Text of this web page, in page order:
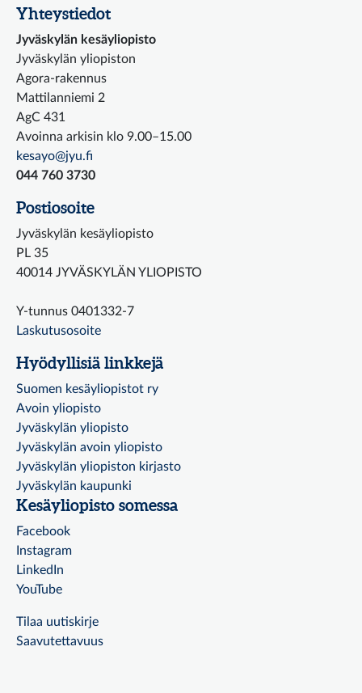
Yhteystiedot
Jyväskylän kesäyliopisto
Jyväskylän yliopiston
Agora-rakennus
Mattilanniemi 2
AgC 431
Avoinna arkisin klo 9.00–15.00
kesayo@jyu.fi
044 760 3730
Postiosoite
Jyväskylän kesäyliopisto
PL 35
40014 JYVÄSKYLÄN YLIOPISTO
Y-tunnus 0401332-7
Laskutusosoite
Hyödyllisiä linkkejä
Suomen kesäyliopistot ry
Avoin yliopisto
Jyväskylän yliopisto
Jyväskylän avoin yliopisto
Jyväskylän yliopiston kirjasto
Jyväskylän kaupunki
Kesäyliopisto somessa
Facebook
Instagram
LinkedIn
YouTube
Tilaa uutiskirje
Saavutettavuus